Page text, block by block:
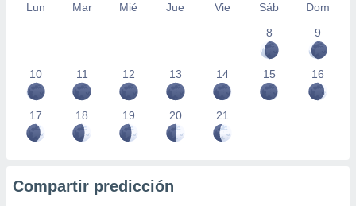
Lun Mar Mié Jue Vie Sáb
Dom
8
9
10 11 12 13 14 15 16
17 18 19 20 21
Compartir predicción